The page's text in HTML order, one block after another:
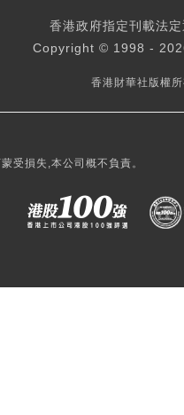
香港政府指定刊載法
Copyright © 1998 -
香港財華社版權
受損失,本公司概不負責。